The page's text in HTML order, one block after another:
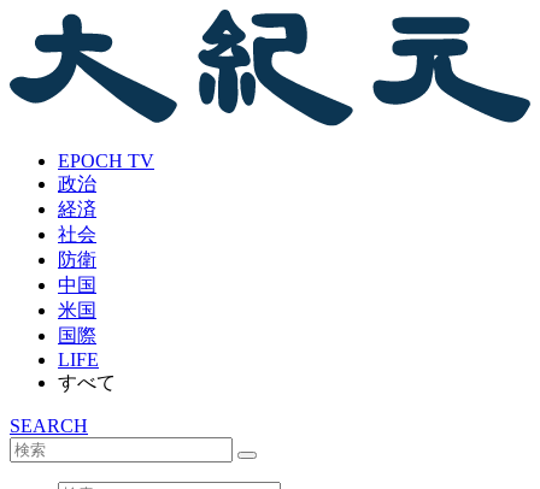
EPOCH TV
政治
経済
社会
防衛
中国
米国
国際
LIFE
すべて
SEARCH